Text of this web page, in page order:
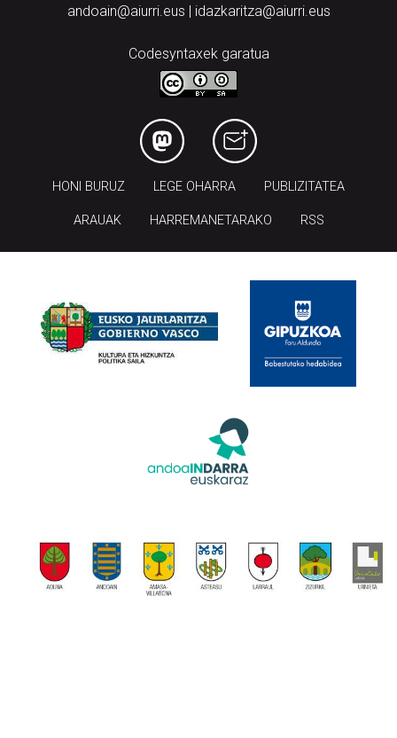
andoain@aiurri.eus | idazkaritza@aiurri.eus
Codesyntaxek garatua
HONI BURUZ LEGE OHARRA PUBLIZITATEA
ARAUAK HARREMANETARAKO RSS